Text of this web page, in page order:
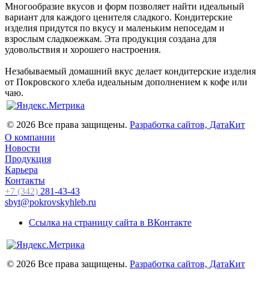
Многообразие вкусов и форм позволяет найти идеальный
вариант для каждого ценителя сладкого. Кондитерские
изделия придутся по вкусу и маленьким непоседам и
взрослым сладкоежкам. Эта продукция создана для
удовольствия и хорошего настроения.
Незабываемый домашний вкус делает кондитерские изделия
от Покровского хлеба идеальным дополнением к кофе или
чаю.
© 2026 Все права защищены. Разработка сайтов, ДатаКит
О компании
Новости
Продукция
Карьера
Контакты
+7 (342) 281-43-43
sbyt@pokrovskyhleb.ru
Ссылка на страницу сайта в ВКонтакте
© 2026 Все права защищены. Разработка сайтов, ДатаКит